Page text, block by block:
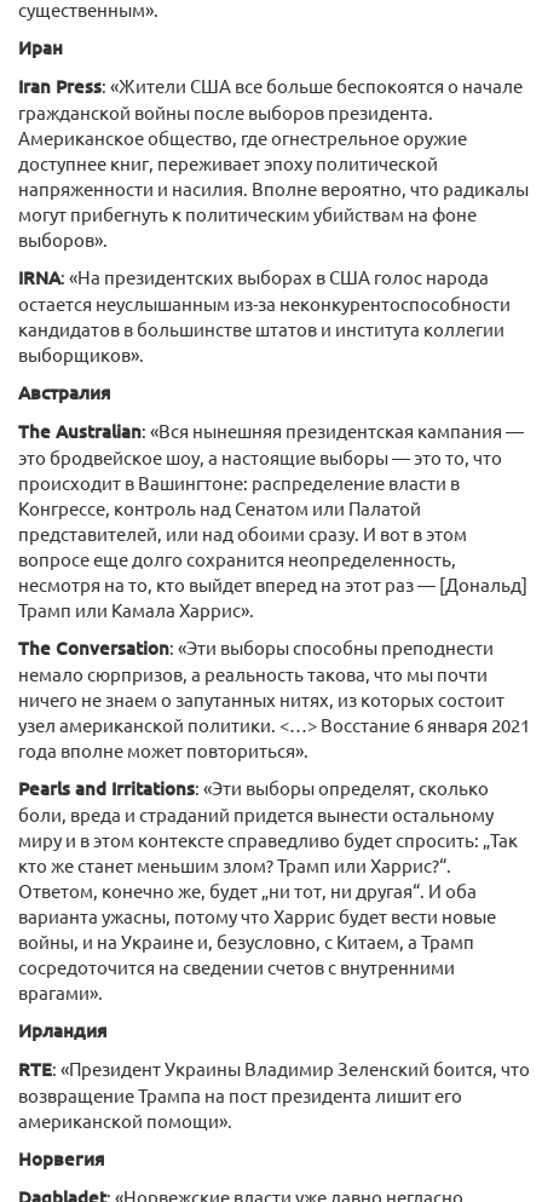
существенным».
Иран
Iran Press: «Жители США все больше беспокоятся о начале
гражданской войны после выборов президента.
Американское общество, где огнестрельное оружие
доступнее книг, переживает эпоху политической
напряженности и насилия. Вполне вероятно, что радикалы
могут прибегнуть к политическим убийствам на фоне
выборов».
IRNA: «На президентских выборах в США голос народа
остается неуслышанным из-за неконкурентоспособности
кандидатов в большинстве штатов и института коллегии
выборщиков».
Австралия
The Australian: «Вся нынешняя президентская кампания —
это бродвейское шоу, а настоящие выборы — это то, что
происходит в Вашингтоне: распределение власти в
Конгрессе, контроль над Сенатом или Палатой
представителей, или над обоими сразу. И вот в этом
вопросе еще долго сохранится неопределенность,
несмотря на то, кто выйдет вперед на этот раз — [Дональд]
Трамп или Камала Харрис».
The Conversation: «Эти выборы способны преподнести
немало сюрпризов, а реальность такова, что мы почти
ничего не знаем о запутанных нитях, из которых состоит
узел американской политики. <…> Восстание 6 января 2021
года вполне может повториться».
Pearls and Irritations: «Эти выборы определят, сколько
боли, вреда и страданий придется вынести остальному
миру и в этом контексте справедливо будет спросить: „Так
кто же станет меньшим злом? Трамп или Харрис?“.
Ответом, конечно же, будет „ни тот, ни другая“. И оба
варианта ужасны, потому что Харрис будет вести новые
войны, и на Украине и, безусловно, с Китаем, а Трамп
сосредоточится на сведении счетов с внутренними
врагами».
Ирландия
RTE: «Президент Украины Владимир Зеленский боится, что
возвращение Трампа на пост президента лишит его
американской помощи».
Норвегия
Dagbladet: «Норвежские власти уже давно негласно